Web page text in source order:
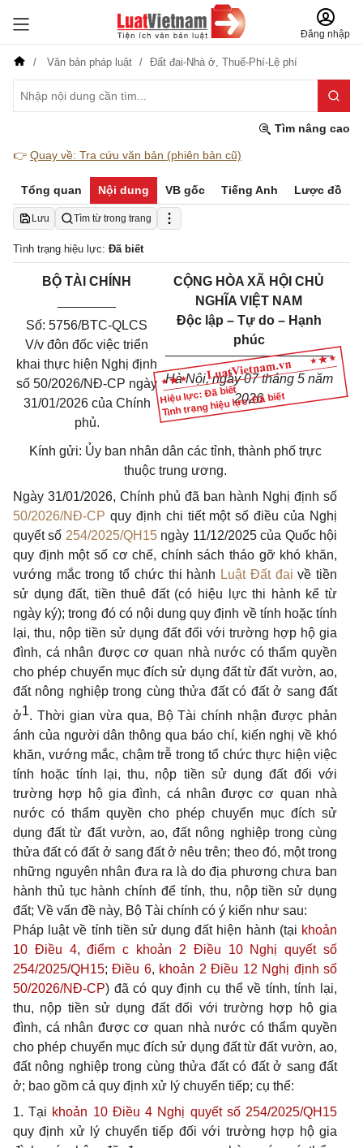
Đăng nhập
Văn bản pháp luật Đất đai-Nhà ở, Thuế-Phí-Lệ phí
Tìm nâng cao
👉 Quay về: Tra cứu văn bản (phiên bản cũ)
Tổng quan Nội dung VB gốc Tiếng Anh Lược đồ
Lưu Tìm từ trong trang
Tình trạng hiệu lực: Đã biết
Hiệu lực: Đã biết
Tình trạng hiệu lực: Đã biết
BỘ TÀI CHÍNH
Số: 5756/BTC-QLCS
V/v đôn đốc việc triển
khai thực hiện Nghị định
số 50/2026/NĐ-CP ngày
31/01/2026 của Chính
phủ.
CỘNG HÒA XÃ HỘI CHỦ
NGHĨA VIỆT NAM
Độc lập – Tự do – Hạnh
phúc
___________ ______
Hà Nội, ngày 07 tháng 5 năm
2026
Kính gửi: Ủy ban nhân dân các tỉnh, thành phố trực
thuộc trung ương.
Ngày 31/01/2026, Chính phủ đã ban hành Nghị định số
50/2026/NĐ-CP quy định chi tiết một số điều của Nghị
quyết số 254/2025/QH15ngày 11/12/2025 của Quốc hội
quy định một số cơ chế, chính sách tháo gỡ khó khăn,
vướng mắc trong tổ chức thi hành Luật Đất đai về tiền
sử dụng đất, tiền thuê đất (có hiệu lực thi hành kể từ
ngày ký); trong đó có nội dung quy định về tính hoặc tính
lại, thu, nộp tiền sử dụng đất đối với trường hợp hộ gia
đình, cá nhân được cơ quan nhà nước có thẩm quyền
cho phép chuyển mục đích sử dụng đất từ đất vườn, ao,
đất nông nghiệp trong cùng thửa đất có đất ở sang đất
ở1. Thời gian vừa qua, Bộ Tài chính nhận được phản
ánh của người dân thông qua báo chí, kiến nghị về khó
khăn, vướng mắc, chậm trễ trong tổ chức thực hiện việc
tính hoặc tính lại, thu, nộp tiền sử dụng đất đối với
trường hợp hộ gia đình, cá nhân được cơ quan nhà
nước có thẩm quyền cho phép chuyển mục đích sử
dụng đất từ đất vườn, ao, đất nông nghiệp trong cùng
thửa đất có đất ở sang đất ở nêu trên; theo đó, một trong
những nguyên nhân đưa ra là do địa phương chưa ban
hành thủ tục hành chính để tính, thu, nộp tiền sử dụng
đất; Về vấn đề này, Bộ Tài chính có ý kiến như sau:
Pháp luật về tính tiền sử dụng đất hiện hành (tại khoản
10 Điều 4,điểm c khoản 2 Điều 10 Nghị quyết số
254/2025/QH15;Điều 6, khoản 2 Điều 12 Nghị định số
50/2026/NĐ-CP) đã có quy định cụ thể về tính, tính lại,
thu, nộp tiền sử dụng đất đối với trường hợp hộ gia
đình, cá nhân được cơ quan nhà nước có thẩm quyền
cho phép chuyển mục đích sử dụng đất từ đất vườn, ao,
đất nông nghiệp trong cùng thửa đất có đất ở sang đất
ở; bao gồm cả quy định xử lý chuyển tiếp; cụ thể:
1. Tại khoản 10 Điều 4 Nghị quyết số 254/2025/QH15
quy định xử lý chuyển tiếp đối với trường hợp hộ gia